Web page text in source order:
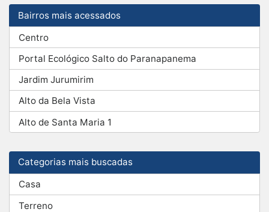
Bairros mais acessados
Centro
Portal Ecológico Salto do Paranapanema
Jardim Jurumirim
Alto da Bela Vista
Alto de Santa Maria 1
Categorias mais buscadas
Casa
Terreno